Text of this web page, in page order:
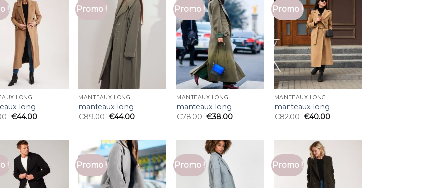
!
LONG
long
€44.00
Promo !
MANTEAUX LONG
manteaux long
€89.00 €44.00
Promo !
MANTEAUX LONG
manteaux long
€78.00 €38.00
Promo !
MANTEAUX LONG
manteaux long
€82.00 €40.00
! Promo ! Promo ! Promo !